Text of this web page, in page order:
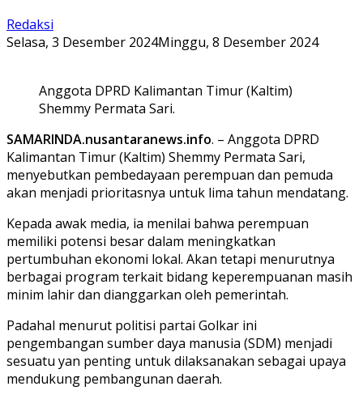
Redaksi
Selasa, 3 Desember 2024Minggu, 8 Desember 2024
Anggota DPRD Kalimantan Timur (Kaltim)
Shemmy Permata Sari.
SAMARINDA.nusantaranews.info. – Anggota DPRD
Kalimantan Timur (Kaltim) Shemmy Permata Sari,
menyebutkan pembedayaan perempuan dan pemuda
akan menjadi prioritasnya untuk lima tahun mendatang.
Kepada awak media, ia menilai bahwa perempuan
memiliki potensi besar dalam meningkatkan
pertumbuhan ekonomi lokal. Akan tetapi menurutnya
berbagai program terkait bidang keperempuanan masih
minim lahir dan dianggarkan oleh pemerintah.
Padahal menurut politisi partai Golkar ini
pengembangan sumber daya manusia (SDM) menjadi
sesuatu yan penting untuk dilaksanakan sebagai upaya
mendukung pembangunan daerah.